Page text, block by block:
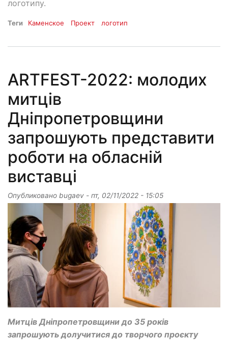
логотипу.
Теги Каменское Проект логотип
ARTFEST-2022: молодих
митців
Дніпропетровщини
запрошують представити
роботи на обласній
виставці
Опубликовано bugaev - пт, 02/11/2022 - 15:05
Митців Дніпропетровщини до 35 років
запрошують долучитися до творчого проєкту